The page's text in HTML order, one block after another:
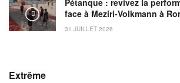
Pétanque : revivez la
face à Meziri-Volkmann à
31 JUILLET 2026
Extrême